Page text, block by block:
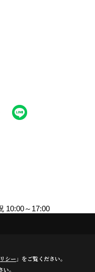
10:00～17:00
Reserved.
シー 」をご覧ください。
。